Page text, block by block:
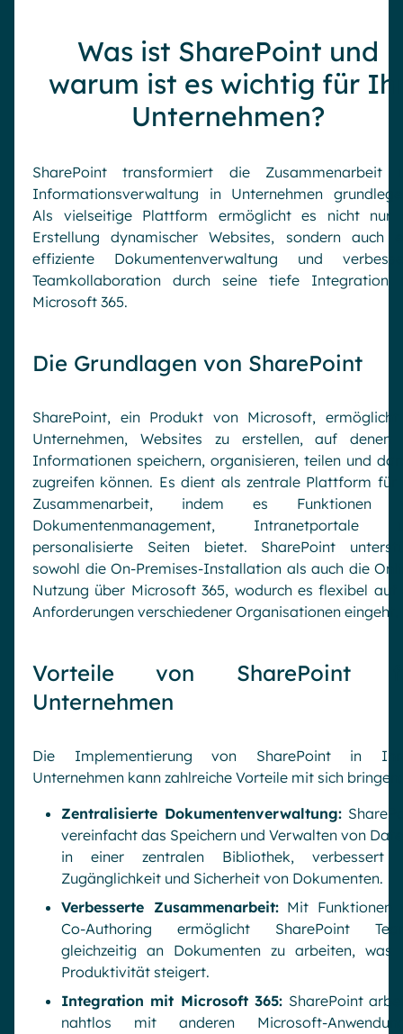
Was ist SharePoint und
warum ist es wichtig für
Unternehmen?
SharePoint transformiert die Zusammenarbeit
Informationsverwaltung in Unternehmen
Als vielseitige Plattform ermöglicht es nicht nur
Erstellung dynamischer Websites, sondern auch
effiziente Dokumentenverwaltung und
Teamkollaboration durch seine tiefe Integration
Microsoft 365.
Die Grundlagen von SharePoint
SharePoint, ein Produkt von Microsoft,
Unternehmen, Websites zu erstellen, auf denen
Informationen speichern, organisieren, teilen und
zugreifen können. Es dient als zentrale Plattform für
Zusammenarbeit, indem es Funktionen
Dokumentenmanagement, Intranetportale
personalisierte Seiten bietet. SharePoint
sowohl die On-Premises-Installation als auch die
Nutzung über Microsoft 365, wodurch es flexibel auf
Anforderungen verschiedener Organisationen eingeht.
Vorteile von SharePoint
Unternehmen
Die Implementierung von SharePoint in
Unternehmen kann zahlreiche Vorteile mit sich bringen:
Zentralisierte Dokumentenverwaltung:
vereinfacht das Speichern und Verwalten von
in einer zentralen Bibliothek, verbessert
Zugänglichkeit und Sicherheit von Dokumenten.
Verbesserte Zusammenarbeit:Mit Funktionen
Co-Authoring ermöglicht SharePoint
gleichzeitig an Dokumenten zu arbeiten, was
Produktivität steigert.
Integration mit Microsoft 365: SharePoint
nahtlos mit anderen Microsoft-